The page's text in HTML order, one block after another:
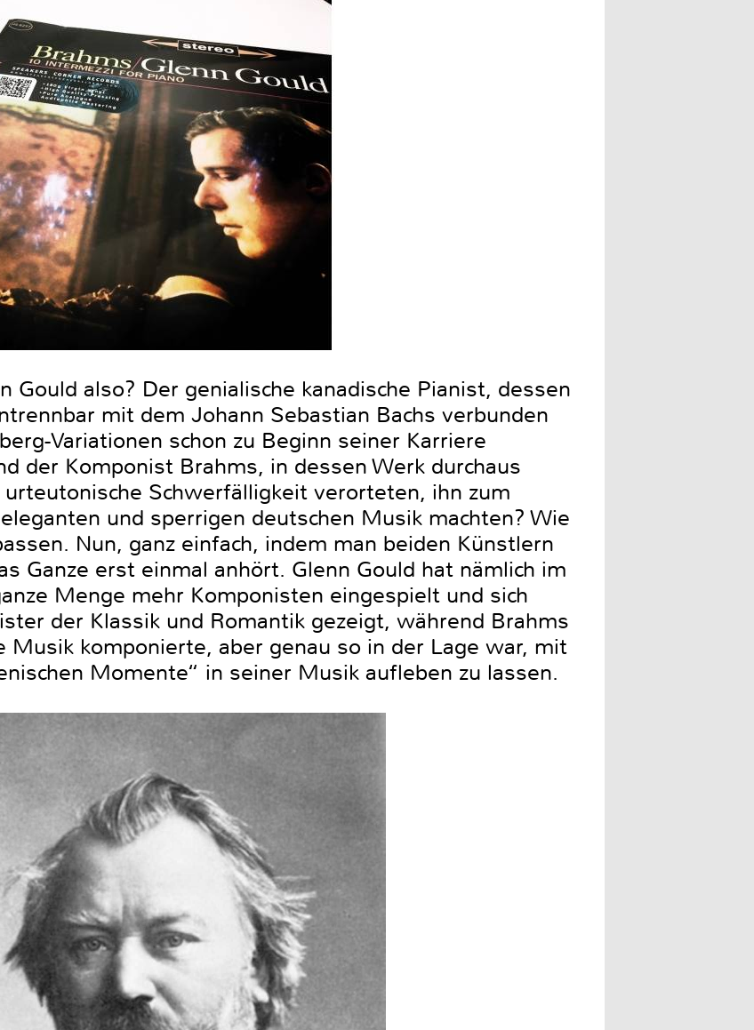
Gould also? Der genialische kanadische Pianist, dessen
mit dem Johann Sebastian Bachs verbunden
Variationen schon zu Beginn seiner Karriere
der Komponist Brahms, in dessen Werk durchaus
Schwerfälligkeit verorteten, ihn zum
und sperrigen deutschen Musik machten? Wie
Nun, ganz einfach, indem man beiden Künstlern
Ganze erst einmal anhört. Glenn Gould hat nämlich im
Menge mehr Komponisten eingespielt und sich
der Klassik und Romantik gezeigt, während Brahms
komponierte, aber genau so in der Lage war, mit
Momente“ in seiner Musik aufleben zu lassen.